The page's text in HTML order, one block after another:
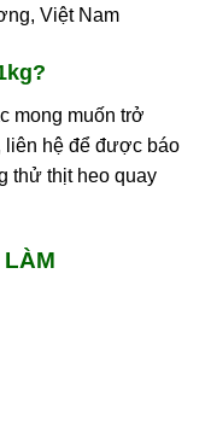
Việt Nam
mong muốn trở
liên hệ để được báo
thử thịt heo quay
LÀM